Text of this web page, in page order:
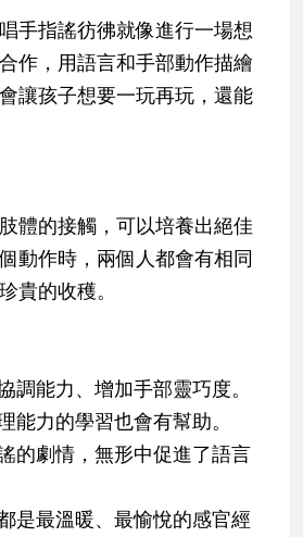
手指謠彷彿就像進行一場想
作，用語言和手部動作描繪
讓孩子想要一玩再玩，還能
體的接觸，可以培養出絕佳
動作時，兩個人都會有相同
貴的收穫。
能力、增加手部靈巧度。
力的學習也會有幫助。
的劇情，無形中促進了語言
是最溫暖、最愉悅的感官經